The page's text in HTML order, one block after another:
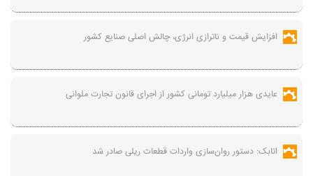
افزایش قیمت و ناترازی انرژی، چالش اصلی صنایع کشور
عایدی هزار میلیارد تومانی کشور از اجرای قانون تجارت ملوانی
اتابک: دستور روان‌سازی واردات قطعات ریلی صادر شد